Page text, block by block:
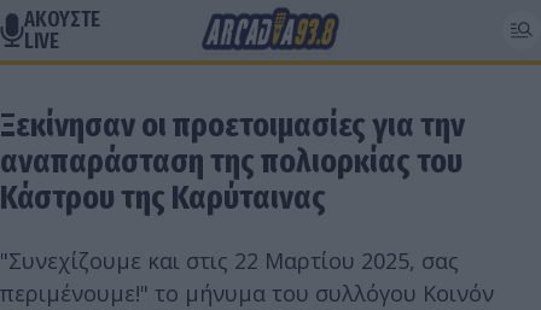
ΑΚΟΥΣΤΕ
LIVE
Ξεκίνησαν οι προετοιμασίες για την
αναπαράσταση της πολιορκίας του
Κάστρου της Καρύταινας
"Συνεχίζουμε και στις 22 Μαρτίου 2025, σας
περιμένουμε!" το μήνυμα του συλλόγου Κοινόν